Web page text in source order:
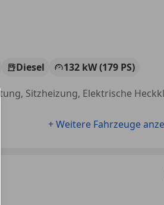
Diesel
132 kW (179 PS)
+ Weitere Fahrzeuge